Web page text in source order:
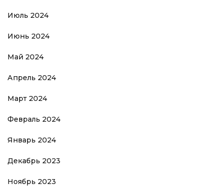
Июль 2024
Июнь 2024
Май 2024
Апрель 2024
Март 2024
Февраль 2024
Январь 2024
Декабрь 2023
Ноябрь 2023